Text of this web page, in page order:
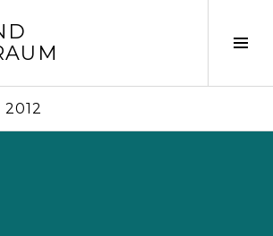
2012